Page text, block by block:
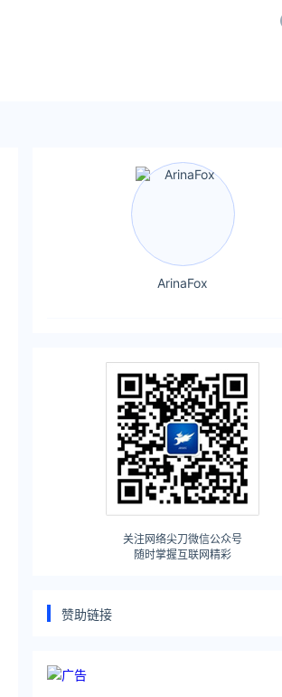
ArinaFox
关注网络尖刀微信公众号
随时掌握互联网精彩
赞助链接